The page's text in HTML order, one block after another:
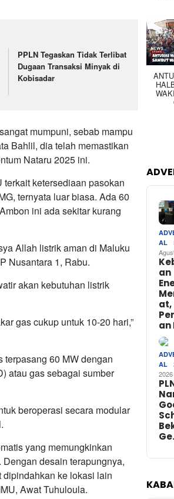
PPLN Tegaskan Tidak Terlibat
Dugaan Transaksi Minyak di
Kobisadar
mumpuni, sebab mampu
Bahlil, dia telah memastikan
Nataru 2025 ini.
terkait ketersediaan pasokan
ternyata luar biasa. Ada 60
ini ada sekitar kurang
Allah listrik aman di Maluku
Nusantara 1, Rabu.
akan kebutuhan listrik
gas cukup untuk 10-20 hari,”
60 MW dengan
atau gas sebagai sumber
beroperasi secara modular
yang memungkinkan
desain terapungnya,
ke lokasi lain
Awat Tuhuloula.
AL
an
at,
an
AL
2026